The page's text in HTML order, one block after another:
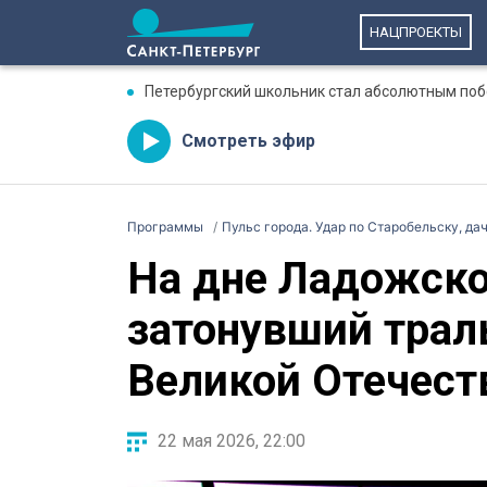
НАЦПРОЕКТЫ
Петербургский школьник стал абсолютным
Смотреть эфир
Программы Пульс города. Удар по Старобельску,
На дне
затонувший
Великой
22 мая 2026, 22:00